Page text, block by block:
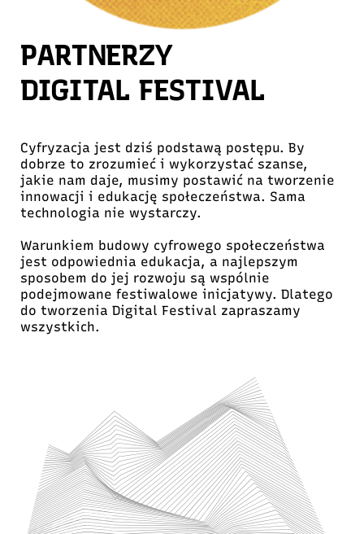
PARTNERZY
DIGITAL FESTIVAL
Cyfryzacja jest dziś podstawą postępu. By
dobrze to zrozumieć i wykorzystać szanse,
jakie nam daje, musimy postawić na tworzenie
innowacji i edukację społeczeństwa. Sama
technologia nie wystarczy.
Warunkiem budowy cyfrowego społeczeństwa
jest odpowiednia edukacja, a najlepszym
sposobem do jej rozwoju są wspólnie
podejmowane festiwalowe inicjatywy. Dlatego
do tworzenia Digital Festival zapraszamy
wszystkich.